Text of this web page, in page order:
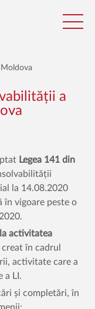
a
Legea 141 din
la 14.08.2020
în vigoare peste o
activitatea
creat în cadrul
activitate care a
a LI.
și completări, în